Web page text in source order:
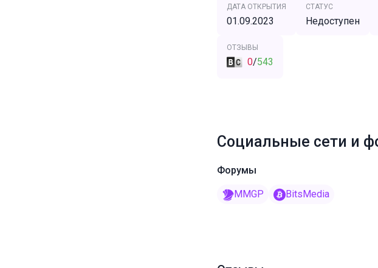
ДАТА ОТКРЫТИЯ
01.09.2023
СТАТУС
Недоступен
ОТЗЫВЫ
0/543
Социальные сети и
Форумы
MMGP BitsMedia